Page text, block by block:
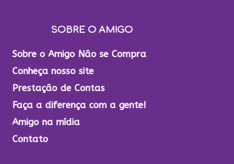
SOBRE O AMIGO
Sobre o Amigo Não se Compra
Conheça nosso site
Prestação de Contas
Faça a diferença com a gente!
Amigo na mídia
Contato